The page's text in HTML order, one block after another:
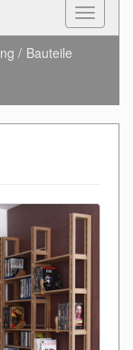
Toggle
Bauteile